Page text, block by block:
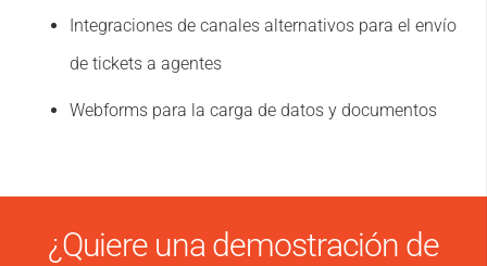
Integraciones de canales alternativos para el envío
de tickets a agentes
Webforms para la carga de datos y documentos
¿Quiere una demostración de